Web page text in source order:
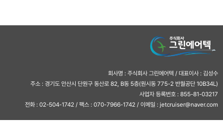
회사명 : 주식회사 그린에어텍 / 대표이사 : 김성수
주소 : 경기도 안산시 단원구 동산로 82, B동 5층(원시동 775-2 반월공단 10B34L)
사업자 등록번호 : 855-81-03217
전화 : 02-504-1742 / 팩스 : 070-7966-1742 / 이메일 : jetcruiser@naver.com